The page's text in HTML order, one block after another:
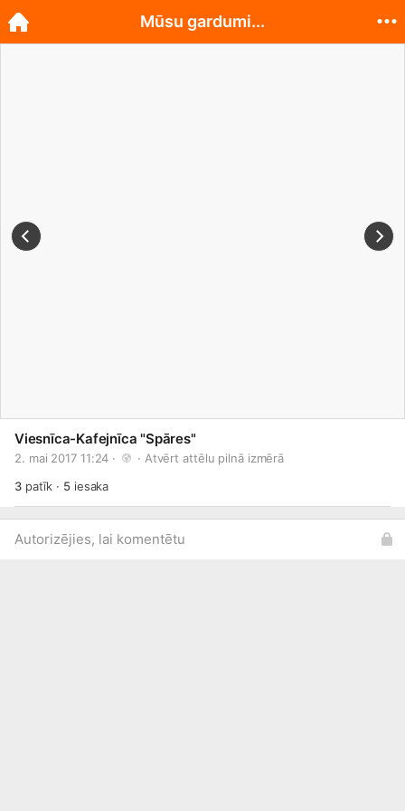
Viesnīca-Kafejnīca "Spāres"
2. mai 2017 11:24 · · Atvērt attēlu pilnā izmērā
3patīk · 5iesaka
Autorizējies, lai komentētu
Mūsu gardumi...